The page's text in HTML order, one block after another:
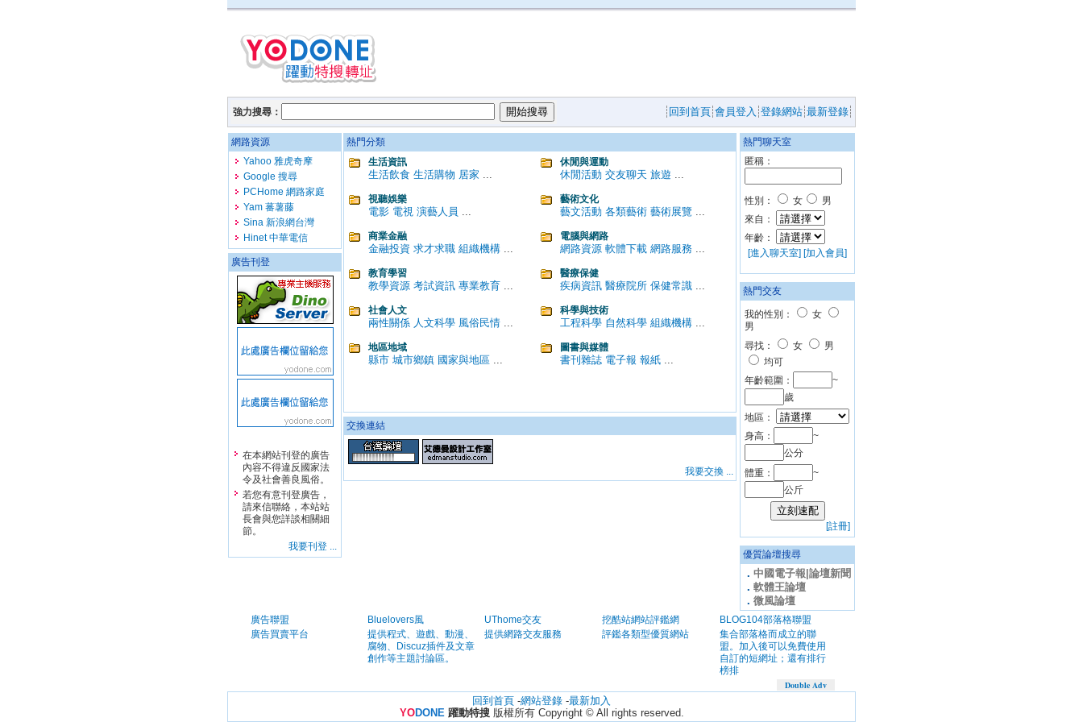
強力搜尋： 回到首頁 會員登入 登錄網站 最新登錄
網路資源
Yahoo 雅虎奇摩
Google 搜尋
PCHome 網路家庭
Yam 蕃薯藤
Sina 新浪網台灣
Hinet 中華電信
廣告刊登
在本網站刊登的廣告
內容不得違反國家法
令及社會善良風俗。
若您有意刊登廣告，
請來信聯絡，本站站
長會與您詳談相關細
節。
我要刊登 ...
熱門分類
生活資訊
生活飲食 生活購物 居家 ...
休閒與運動
休閒活動 交友聊天 旅遊 ...
視聽娛樂
電影 電視 演藝人員 ...
藝術文化
藝文活動 各類藝術 藝術展覽 ...
商業金融
金融投資 求才求職 組織機構 ...
電腦與網路
網路資源 軟體下載 網路服務 ...
教育學習
教學資源 考試資訊 專業教育 ...
醫療保健
疾病資訊 醫療院所 保健常識 ...
社會人文
兩性關係 人文科學 風俗民情 ...
科學與技術
工程科學 自然科學 組織機構 ...
地區地域
縣市 城市鄉鎮 國家與地區 ...
圖書與媒體
書刊雜誌 電子報 報紙 ...
交換連結
我要交換 ...
熱門聊天室
匿稱：
性別： 女
男
來自：
年齡：
[進入聊天室] [加入會員]
熱門交友
我的性別：
女
男
尋找：
女
男
均可
年齡範圍：
~
歲
地區：
身高：
~
公分
體重：
~
公斤
[註冊]
優質論壇搜尋
． 中國電子報|論壇新聞
． 軟體王論壇
． 微風論壇
廣告聯盟
廣告買賣平台
Bluelovers風
提供程式、遊戲、動漫、
腐物、Discuz插件及文章
創作等主題討論區。
UThome交友
提供網路交友服務
挖酷站網站評鑑網
評鑑各類型優質網站
BLOG104部落格聯盟
集合部落格而成立的聯
盟。加入後可以免費使用
自訂的短網址；還有排行
榜排
Double Adv
回到首頁 -網站登錄 -最新加入
YODONE 躍動特搜版權所有 Copyright © All rights reserved.